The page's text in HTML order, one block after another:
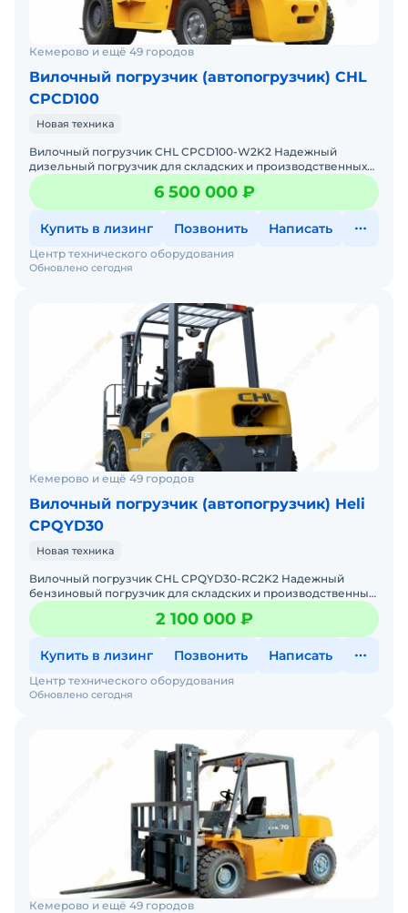
Кемерово и ещё 49 городов
Вилочный погрузчик (автопогрузчик) CHL
CPCD100
Новая техника
Вилочный погрузчик CHL CPCD100-W2K2 Надежный
дизельный погрузчик для складских и производственных
6 500 000 ₽
Купить в лизинг Позвонить Написать
Обновлено сегодня
Центр технического оборудования
Кемерово и ещё 49 городов
Вилочный погрузчик (автопогрузчик) Heli
CPQYD30
Новая техника
Вилочный погрузчик CHL CPQYD30-RC2K2 Надежный
бензиновый погрузчик для складских и производственных
задач Мы предлагаем: Доставку по России от 2-х дней
Собст
2 100 000 ₽
Купить в лизинг Позвонить Написать
Обновлено сегодня
Центр технического оборудования
Кемерово и ещё 49 городов